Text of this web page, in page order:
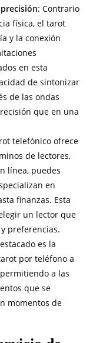
: Contrario
física, el tarot
y la conexión
en esta
de sintonizar
de las ondas
que en una
telefónico ofrece
de lectores,
línea, puedes
en
finanzas. Esta
un lector que
preferencias.
es la
por teléfono a
a las
que se
momentos de